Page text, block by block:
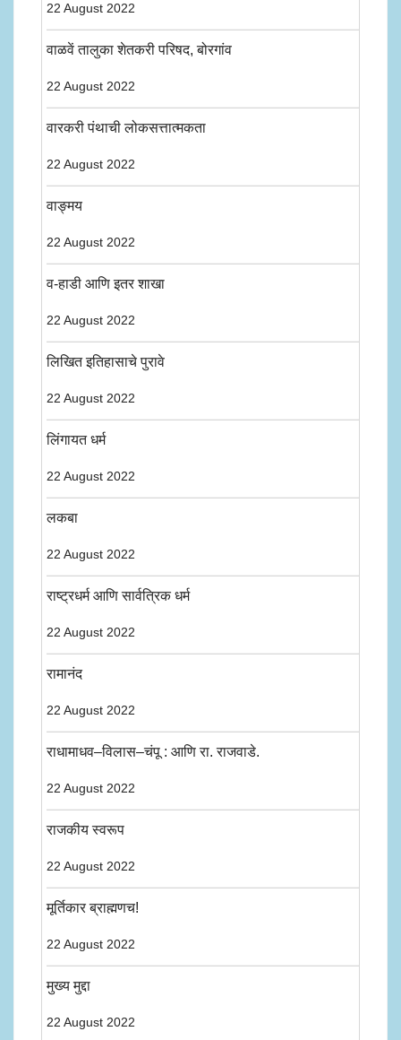
22 August 2022
वाळवें तालुका शेतकरी परिषद, बोरगांव
22 August 2022
वारकरी पंथाची लोकसत्तात्मकता
22 August 2022
वाङ्मय
22 August 2022
व-हाडी आणि इतर शाखा
22 August 2022
लिखित इतिहासाचे पुरावे
22 August 2022
लिंगायत धर्म
22 August 2022
लकबा
22 August 2022
राष्ट्रधर्म आणि सार्वत्रिक धर्म
22 August 2022
रामानंद
22 August 2022
राधामाधव–विलास–चंपू : आणि रा. राजवाडे.
22 August 2022
राजकीय स्वरूप
22 August 2022
मूर्तिकार ब्राह्मणच!
22 August 2022
मुख्य मुद्दा
22 August 2022